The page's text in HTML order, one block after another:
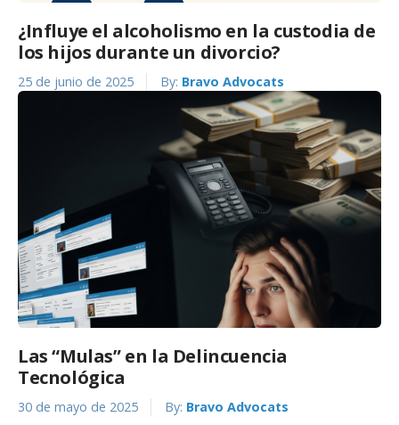
¿Influye el alcoholismo en la custodia de
los hijos durante un divorcio?
25 de junio de 2025 By: Bravo Advocats
Las “Mulas” en la Delincuencia
Tecnológica
30 de mayo de 2025 By: Bravo Advocats